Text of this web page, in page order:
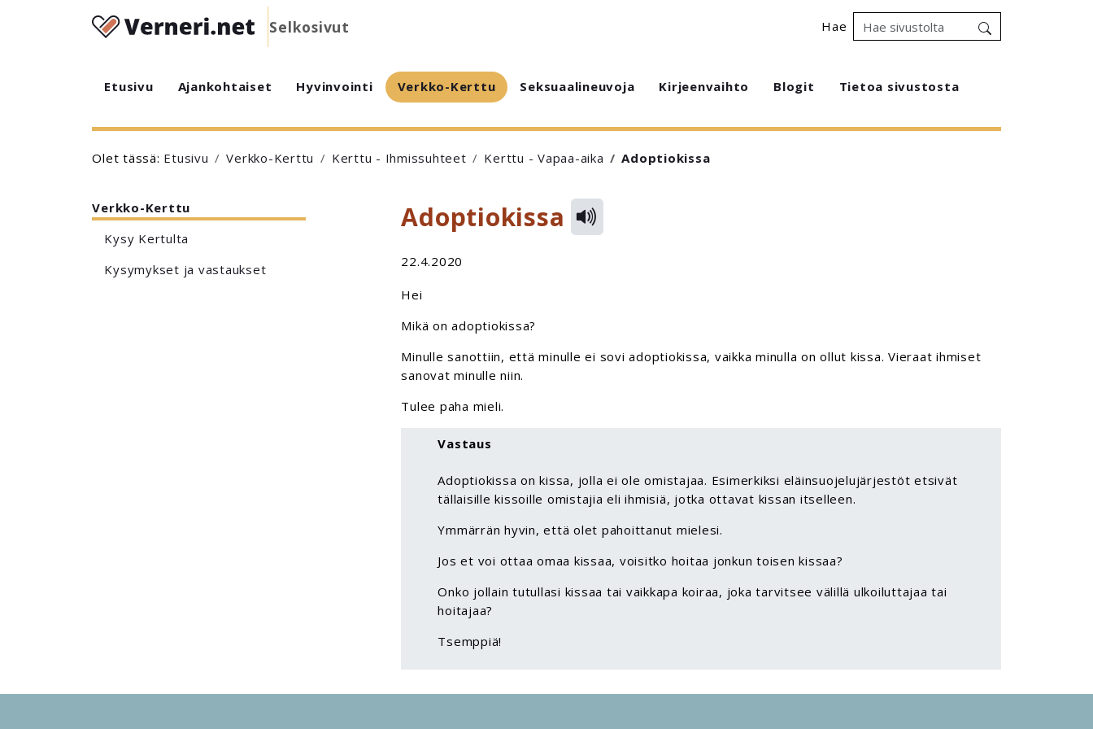
Selkosivut Hae
Etusivu Ajankohtaiset Hyvinvointi Verkko-Kerttu Seksuaalineuvoja Kirjeenvaihto Blogit Tietoa sivustosta
Olet tässä: Etusivu Verkko-Kerttu Kerttu - Ihmissuhteet Kerttu - Vapaa-aika Adoptiokissa
Verkko-Kerttu
Kysy Kertulta
Kysymykset ja vastaukset
Adoptiokissa
22.4.2020
Hei
Mikä on adoptiokissa?
Minulle sanottiin, että minulle ei sovi adoptiokissa, vaikka minulla on ollut kissa. Vieraat ihmiset
sanovat minulle niin.
Tulee paha mieli.
Vastaus
Adoptiokissa on kissa, jolla ei ole omistajaa. Esimerkiksi eläinsuojelujärjestöt etsivät
tällaisille kissoille omistajia eli ihmisiä, jotka ottavat kissan itselleen.
Ymmärrän hyvin, että olet pahoittanut mielesi.
Jos et voi ottaa omaa kissaa, voisitko hoitaa jonkun toisen kissaa?
Onko jollain tutullasi kissaa tai vaikkapa koiraa, joka tarvitsee välillä ulkoiluttajaa tai
hoitajaa?
Tsemppiä!